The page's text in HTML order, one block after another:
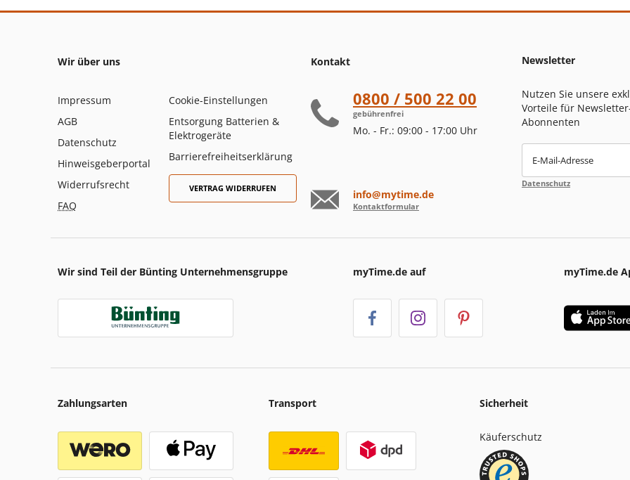
Wir über uns
Impressum
AGB
Datenschutz
Hinweisgeberportal
Widerrufsrecht
FAQ
Cookie-Einstellungen
Entsorgung Batterien &
Elektrogeräte
Barrierefreiheitserklärung
VERTRAG WIDERRUFEN
Kontakt
0800 / 500 22 00
gebührenfrei
Mo. - Fr.: 09:00 - 17:00 Uhr
info@mytime.de
Kontaktformular
Newsletter
Nutzen Sie unsere
Vorteile für
Abonnenten
E-Mail-Adresse
Datenschutz
Wir sind Teil der Bünting Unternehmensgruppe myTime.de auf myTime.de
Zahlungsarten Transport Sicherheit
Käuferschutz